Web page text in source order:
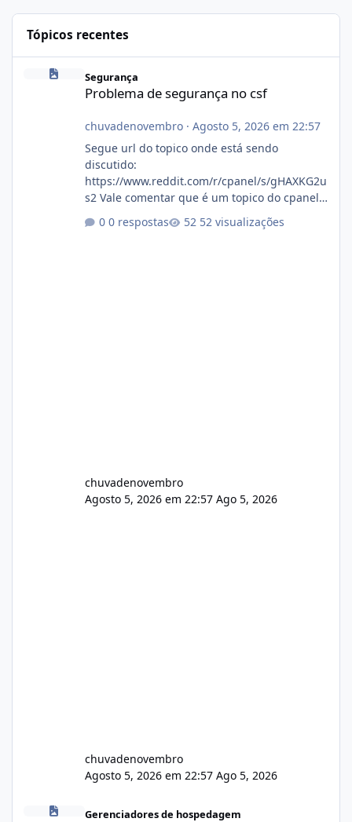
Tópicos recentes
Segurança
Problema de segurança no csf
chuvadenovembro· Agosto 5, 2026 em 22:57
Segue url do topico onde está sendo
discutido:
https://www.reddit.com/r/cpanel/s/gHAXKG2u
s2 Vale comentar que é um topico do cpanel...
0 respostas 52 visualizações
chuvadenovembro
Agosto 5, 2026 em 22:57 Ago 5, 2026
chuvadenovembro
Agosto 5, 2026 em 22:57 Ago 5, 2026
Isistem 9.8 API CentOS Web Panel
Gerenciadores de hospedagem